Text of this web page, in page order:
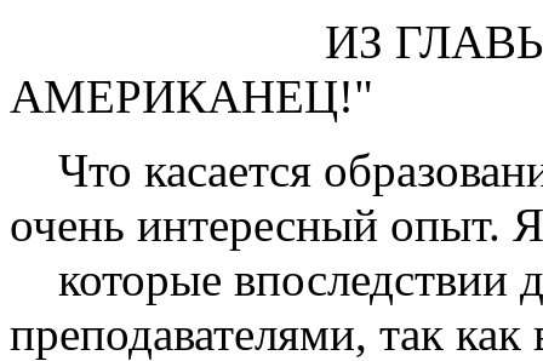
ИЗ ГЛАВЫ "О,
АМЕРИКАНЕЦ!"
Что касается
очень интересный опыт.
которые впоследствии
преподавателями, так